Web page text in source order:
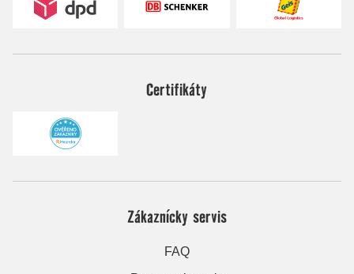
Certifikáty
Zákaznícky servis
FAQ